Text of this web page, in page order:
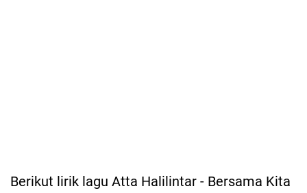
Berikut lirik lagu Atta Halilintar - Bersama Kita